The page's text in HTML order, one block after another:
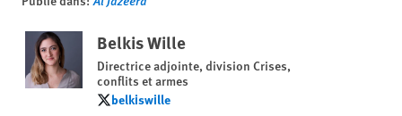
Belkis Wille
Directrice adjointe, division Crises,
conflits et armes
belkiswille
belkiswille